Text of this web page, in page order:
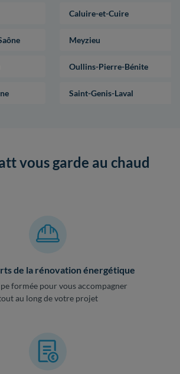
Caluire-et-Cuire
Meyzieu
Oullins-Pierre-Bénite
Saint-Genis-Laval
vous garde au chaud
de la rénovation énergétique
formée pour vous accompagner
au long de votre projet